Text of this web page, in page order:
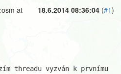
18.6.2014 08:36:04 (#1)
at
threadu vyzván k prvnímu